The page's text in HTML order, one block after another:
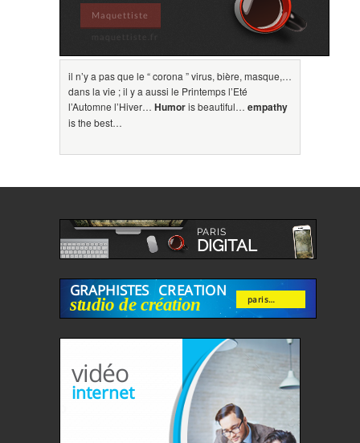
il n’y a pas que le “ corona ” virus, bière, masque,…
dans la vie ; il y a aussi le Printemps l’Eté
l’Automne l’Hiver… Humoris beautiful… empathy
is the best…